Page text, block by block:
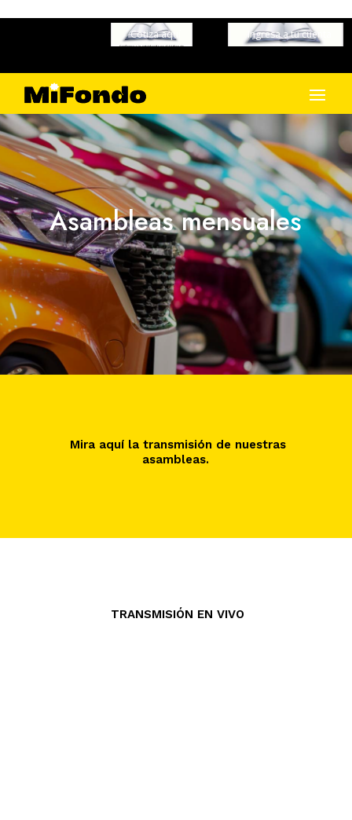
Cotiza aquí Ingresa a tu cuenta
Asambleas mensuales
Mira aquí la transmisión de nuestras
asambleas.
TRANSMISIÓN EN VIVO